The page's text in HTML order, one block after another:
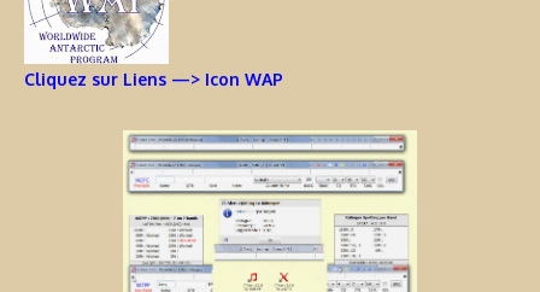
Cliquez sur Liens —> Icon WAP